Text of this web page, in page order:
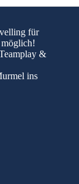
für
möglich!
&
ins